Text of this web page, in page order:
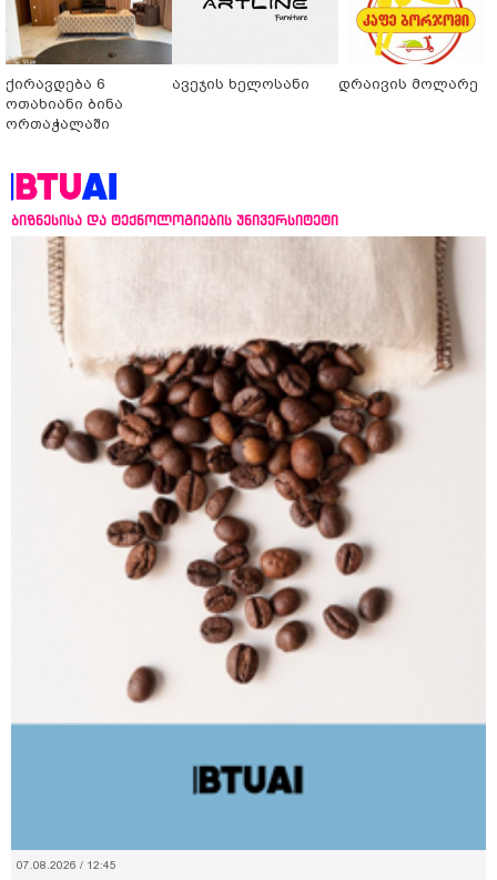
ქირავდება 6
ოთახიანი ბინა
ორთაჭალაში
ავეჯის ხელოსანი დრაივის მოლარე
ბიზნესისა და ტექნოლოგიების უნივერსიტეტი
07.08.2026 / 12:45